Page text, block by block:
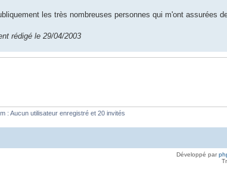
les très nombreuses personnes qui m'ont assurées
rédigé le 29/04/2003
: Aucun utilisateur enregistré et 20 invités
Développé par